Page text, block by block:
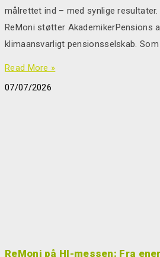
målrettet ind – med synlige
ReMoni støtter AkademikerPensions
klimaansvarligt pensionsselskab.
Read More »
07/07/2026
ReMoni på HI-messen: Fra